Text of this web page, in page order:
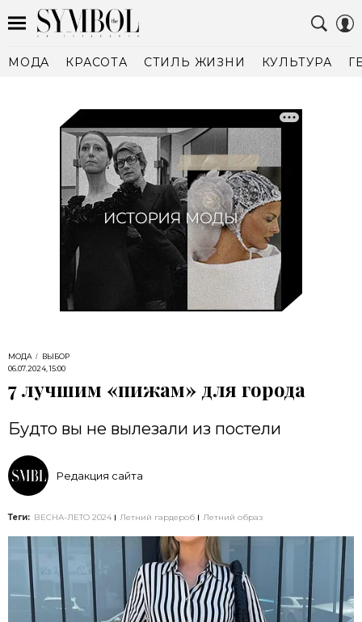
МОДА КРАСОТА СТИЛЬ ЖИЗНИ КУЛЬТУРА
МОДА
ВЫБОР
06.07.2024, 15:00
7 лучшим «пижам» для города
Будто вы не вылезали из постели
Редакция сайта
Теги: ВЕСНА-ЛЕТО 2024 Летний гардероб Летний образ